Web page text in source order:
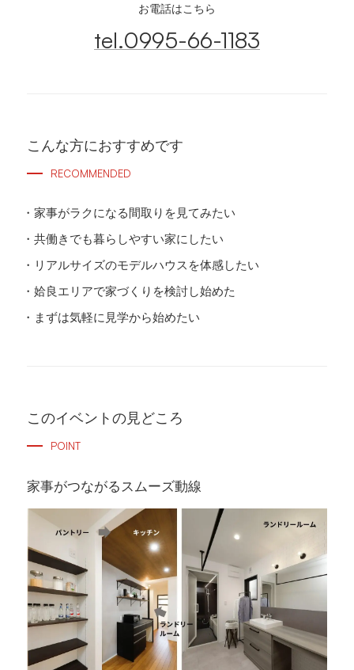
お電話はこちら
tel.0995-66-1183
こんな方におすすめです
RECOMMENDED
家事がラクになる間取りを見てみたい
共働きでも暮らしやすい家にしたい
リアルサイズのモデルハウスを体感したい
姶良エリアで家づくりを検討し始めた
まずは気軽に見学から始めたい
このイベントの見どころ
POINT
家事がつながるスムーズ動線